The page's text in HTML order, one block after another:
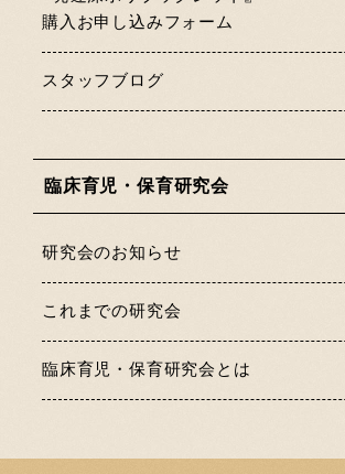
購入お申し込みフォーム
スタッフブログ
臨床育児・保育研究会
研究会のお知らせ
これまでの研究会
臨床育児・保育研究会とは